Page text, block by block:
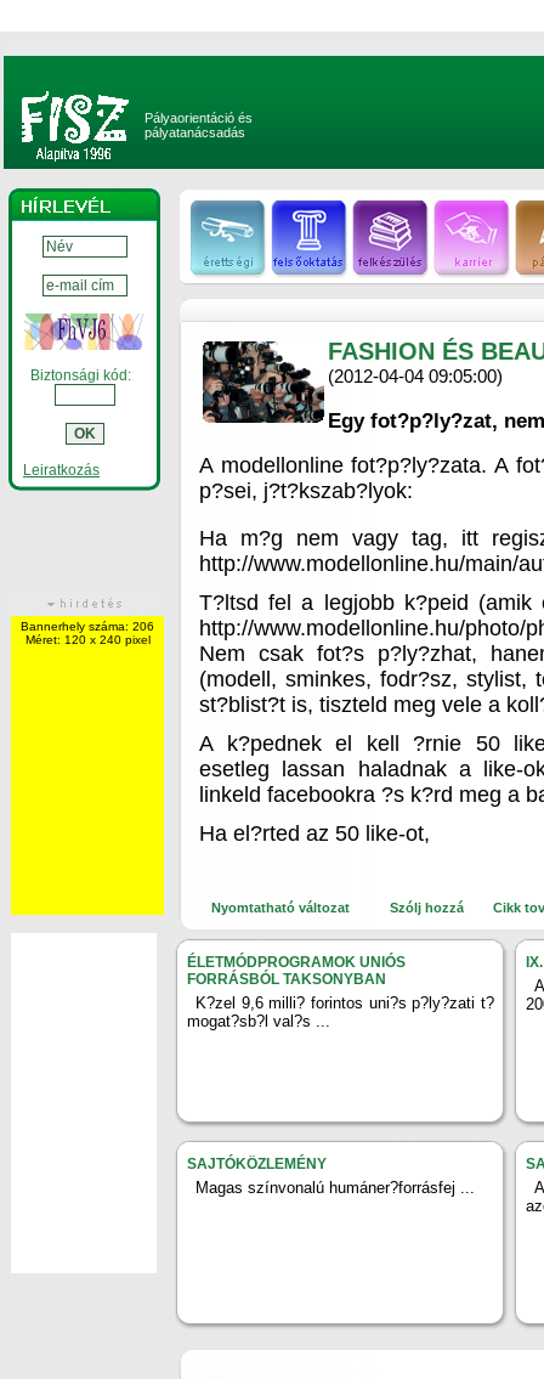
Pályaorientáció és
pályatanácsadás
Biztonsági kód:
Leiratkozás
Bannerhely száma: 206
Méret: 120 x 240 pixel
FASHION ÉS
(2012-04-04 09:05:00)
Egy fot?p?ly?zat,
A modellonline fot?p?ly?zata. A
p?sei, j?t?kszab?lyok:
Ha m?g nem vagy tag, itt
http://www.modellonline.hu/main/
T?ltsd fel a legjobb k?peid
http://www.modellonline.hu/photo/
Nem csak fot?s p?ly?zhat,
(modell, sminkes, fodr?sz, stylist,
st?blist?t is, tiszteld meg vele a
A k?pednek el kell ?rnie 50
esetleg lassan haladnak a like-
linkeld facebookra ?s k?rd meg a
Ha el?rted az 50 like-ot,
Nyomtatható változat Szólj hozzá Cikk
ÉLETMÓDPROGRAMOK UNIÓS
FORRÁSBÓL TAKSONYBAN
K?zel 9,6 milli? forintos uni?s p?ly?zati t?
mogat?sb?l val?s ...
SAJTÓKÖZLEMÉNY
Magas színvonalú humáner?forrásfej ...